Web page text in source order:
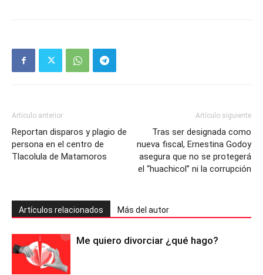
Artículo anterior
Reportan disparos y plagio de
persona en el centro de
Tlacolula de Matamoros
Artículo siguiente
Tras ser designada como
nueva fiscal, Ernestina Godoy
asegura que no se protegerá
el “huachicol” ni la corrupción
Artículos relacionados Más del autor
Me quiero divorciar ¿qué hago?